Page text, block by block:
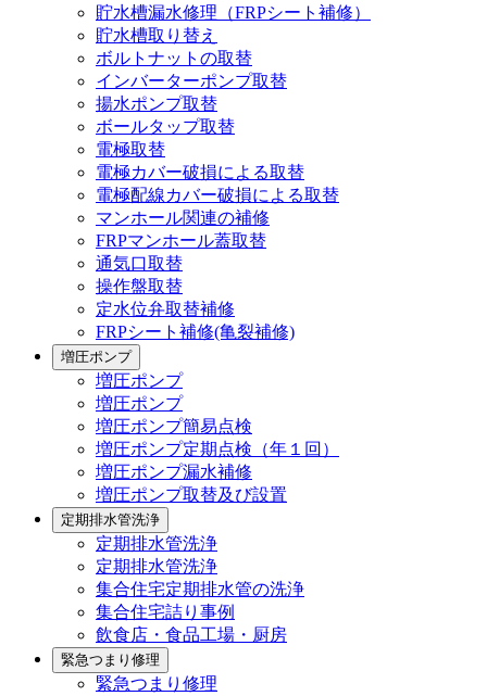
貯水槽漏水修理（FRPシート補修）
貯水槽取り替え
ボルトナットの取替
インバーターポンプ取替
揚水ポンプ取替
ボールタップ取替
電極取替
電極カバー破損による取替
電極配線カバー破損による取替
マンホール関連の補修
FRPマンホール蓋取替
通気口取替
操作盤取替
定水位弁取替補修
FRPシート補修(亀裂補修)
増圧ポンプ
増圧ポンプ
増圧ポンプ
増圧ポンプ簡易点検
増圧ポンプ定期点検（年１回）
増圧ポンプ漏水補修
増圧ポンプ取替及び設置
定期排水管洗浄
定期排水管洗浄
定期排水管洗浄
集合住宅定期排水管の洗浄
集合住宅詰り事例
飲食店・食品工場・厨房
緊急つまり修理
緊急つまり修理